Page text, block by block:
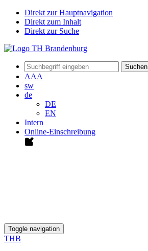
Direkt zur Hauptnavigation
Direkt zum Inhalt
Direkt zur Suche
Suchen
AAA
sw
de
DE
EN
Intern
Online-Einschreibung
Toggle navigation
THB